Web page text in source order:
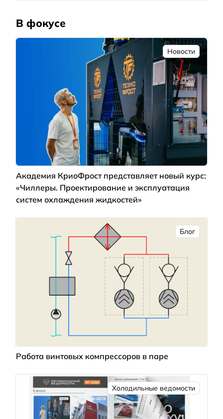
В фокусе
Новости
Академия КриоФрост представляет новый курс:
«Чиллеры. Проектирование и эксплуатация
систем охлаждения жидкостей»
Блог
Работа винтовых компрессоров в паре
Холодильные ведомости